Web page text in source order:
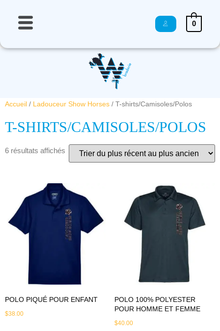
0
Accueil / Ladouceur Show Horses / T-shirts/Camisoles/Polos
T-SHIRTS/CAMISOLES/POLOS
6 résultats affichés
POLO PIQUÉ POUR ENFANT
$38.00
POLO 100% POLYESTER
POUR HOMME ET FEMME
$40.00